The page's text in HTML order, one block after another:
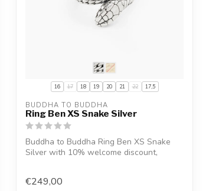
16 17 18 19 20 21 22 17,5
BUDDHA TO BUDDHA
Ring Ben XS Snake Silver
Buddha to Buddha Ring Ben XS Snake
Silver with 10% welcome discount,
€249,00